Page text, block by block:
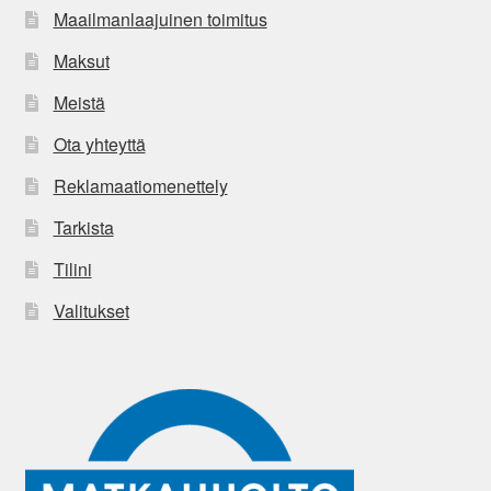
Maailmanlaajuinen toimitus
Maksut
Meistä
Ota yhteyttä
Reklamaatiomenettely
Tarkista
Tilini
Valitukset